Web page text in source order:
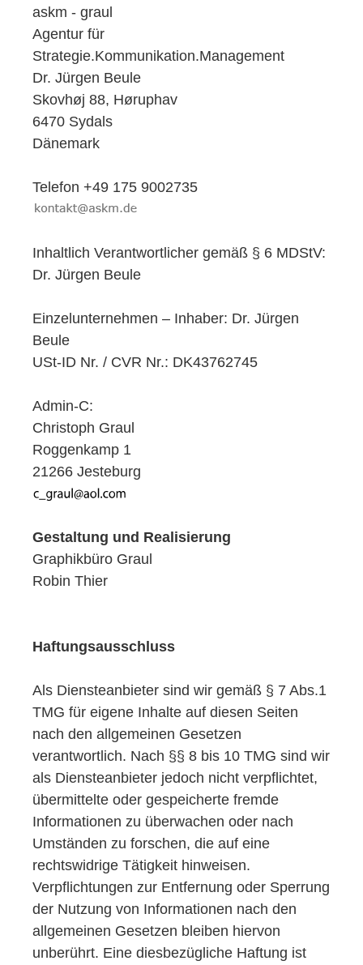
askm - graul
Agentur für
Strategie.Kommunikation.Management
Dr. Jürgen Beule
Skovhøj 88, Høruphav
6470 Sydals
Dänemark
Telefon +49 175 9002735
Inhaltlich Verantwortlicher gemäß § 6 MDStV:
Dr. Jürgen Beule
Einzelunternehmen – Inhaber: Dr. Jürgen
Beule
USt-ID Nr. / CVR Nr.: DK43762745
Admin-C:
Christoph Graul
Roggenkamp 1
21266 Jesteburg
Gestaltung und Realisierung
Graphikbüro Graul
Robin Thier
Haftungsausschluss
Als Diensteanbieter sind wir gemäß § 7 Abs.1
TMG für eigene Inhalte auf diesen Seiten
nach den allgemeinen Gesetzen
verantwortlich. Nach §§ 8 bis 10 TMG sind wir
als Diensteanbieter jedoch nicht verpflichtet,
übermittelte oder gespeicherte fremde
Informationen zu überwachen oder nach
Umständen zu forschen, die auf eine
rechtswidrige Tätigkeit hinweisen.
Verpflichtungen zur Entfernung oder Sperrung
der Nutzung von Informationen nach den
allgemeinen Gesetzen bleiben hiervon
unberührt. Eine diesbezügliche Haftung ist